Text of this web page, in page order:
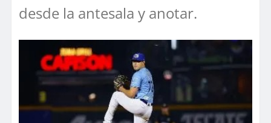
desde la antesala y anotar.